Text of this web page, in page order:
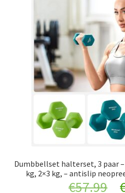
Dumbbellset halterset, 3 paar
kg, 2×3 kg, – antislip
€57.99